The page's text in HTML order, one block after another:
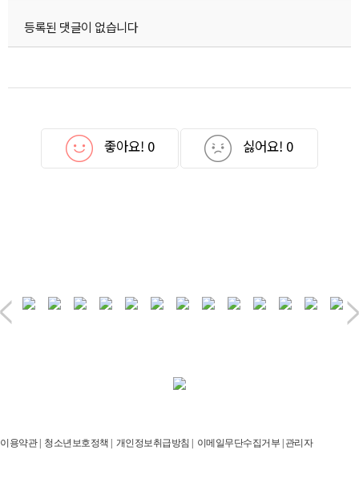
등록된 댓글이 없습니다
좋아요! 0 싫어요! 0
이용약관| 청소년보호정책 | 개인정보취급방침 | 이메일무단수집거부 | 관리자